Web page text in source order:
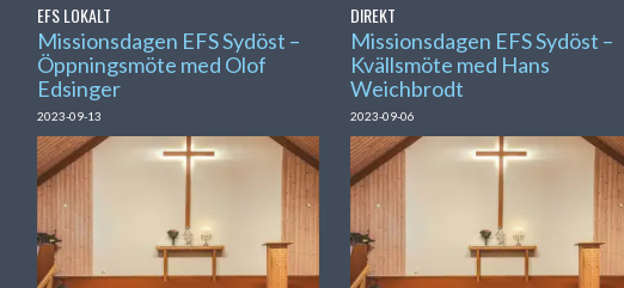
EFS LOKALT
Missionsdagen EFS Sydöst –
Öppningsmöte med Olof
Edsinger
2023-09-13
DIREKT
Missionsdagen EFS Sydöst –
Kvällsmöte med Hans
Weichbrodt
2023-09-06